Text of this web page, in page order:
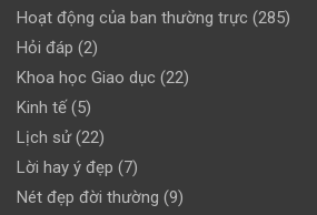
Hoạt động của ban thường trực (285)
Hỏi đáp (2)
Khoa học Giao dục (22)
Kinh tế(5)
Lịch sử(22)
Lời hay ý đẹp (7)
Nét đẹp đời thường (9)